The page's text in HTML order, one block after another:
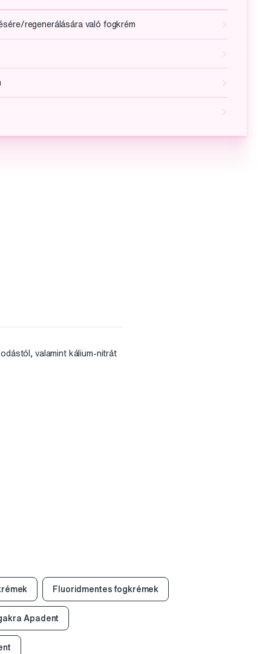
regenerálására való fogkrém
valamint kálium-nitrát
Fluoridmentes fogkrémek
Apadent